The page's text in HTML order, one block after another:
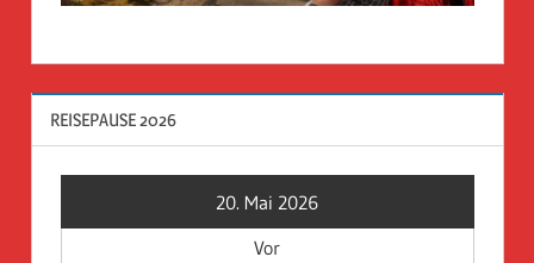
REISEPAUSE 2026
20. Mai 2026
Vor